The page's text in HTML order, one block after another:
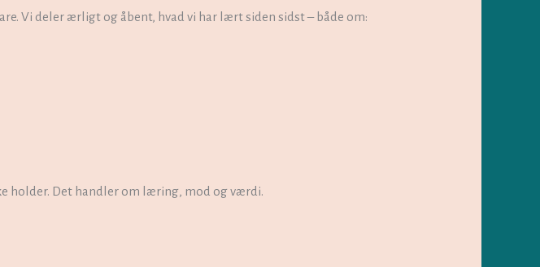
Vi deler ærligt og åbent, hvad vi har lært siden sidst – både om:
holder. Det handler om læring, mod og værdi.